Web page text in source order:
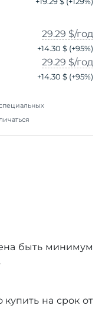
29.29 $/год
+14.30 $ (+95%)
29.29 $/год
+14.30 $ (+95%)
быть минимум
на срок от